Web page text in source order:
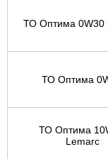
ТО Оптима 0W30
ТО Оптима
ТО Оптима
Lemarc